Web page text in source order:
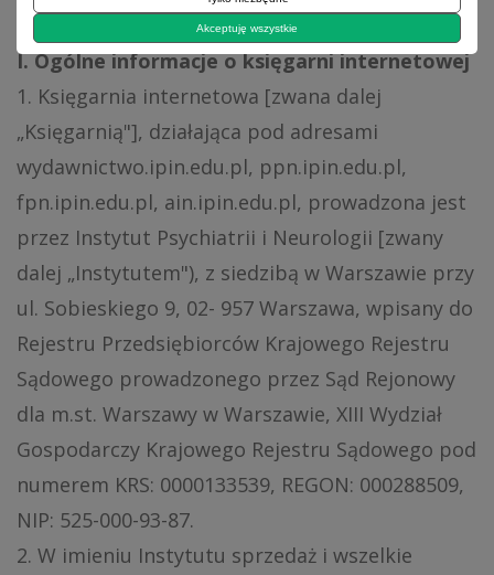
I. Ogólne informacje o księgarni internetowej
1. Księgarnia internetowa [zwana dalej
„Księgarnią"], działająca pod adresami
wydawnictwo.ipin.edu.pl, ppn.ipin.edu.pl,
fpn.ipin.edu.pl, ain.ipin.edu.pl, prowadzona jest
przez Instytut Psychiatrii i Neurologii [zwany
dalej „Instytutem"), z siedzibą w Warszawie przy
ul. Sobieskiego 9, 02- 957 Warszawa, wpisany do
Rejestru Przedsiębiorców Krajowego Rejestru
Sądowego prowadzonego przez Sąd Rejonowy
dla m.st. Warszawy w Warszawie, XIII Wydział
Gospodarczy Krajowego Rejestru Sądowego pod
numerem KRS: 0000133539, REGON: 000288509,
NIP: 525-000-93-87.
2. W imieniu Instytutu sprzedaż i wszelkie
Akceptuję wszystkie